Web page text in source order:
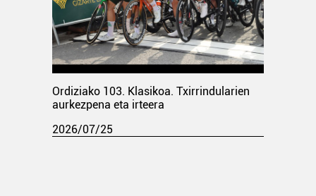
Ordiziako 103. Klasikoa. Txirrindularien
aurkezpena eta irteera
2026/07/25